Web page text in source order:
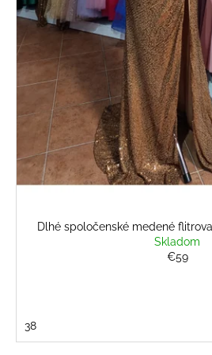
v
Dlhé spoločenské medené
Skladom
€59
38
a
m
e
BÉŽOVÝ
KOMPLET
S
KVETINOU
€108